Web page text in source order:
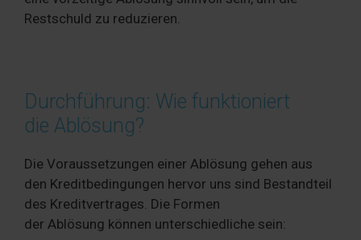
Restschuld zu reduzieren.
Durchführung: Wie funktioniert
die Ablösung?
Die Voraussetzungen einer Ablösung gehen aus
den Kreditbedingungen hervor uns sind Bestandteil
des Kreditvertrages. Die Formen
der Ablösung können unterschiedliche sein: